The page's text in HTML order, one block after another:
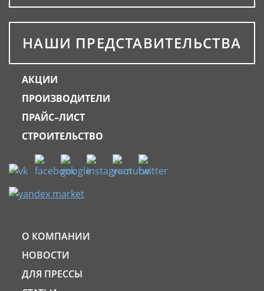
НАШИ ПРЕДСТАВИТЕЛЬСТВА
АКЦИИ
ПРОИЗВОДИТЕЛИ
ПРАЙС–ЛИСТ
СТРОИТЕЛЬСТВО
О КОМПАНИИ
НОВОСТИ
ДЛЯ ПРЕССЫ